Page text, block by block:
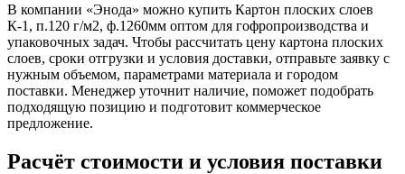
В компании «Энода» можно купить Картон плоских слоев
К-1, п.120 г/м2, ф.1260мм оптом для гофропроизводства и
упаковочных задач. Чтобы рассчитать цену картона плоских
слоев, сроки отгрузки и условия доставки, отправьте заявку с
нужным объемом, параметрами материала и городом
поставки. Менеджер уточнит наличие, поможет подобрать
подходящую позицию и подготовит коммерческое
предложение.
Расчёт стоимости и условия поставки